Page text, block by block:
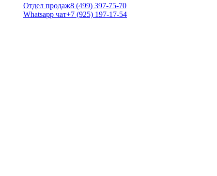
Отдел продаж8 (499) 397-75-70
Whatsapp чат+7 (925) 197-17-54